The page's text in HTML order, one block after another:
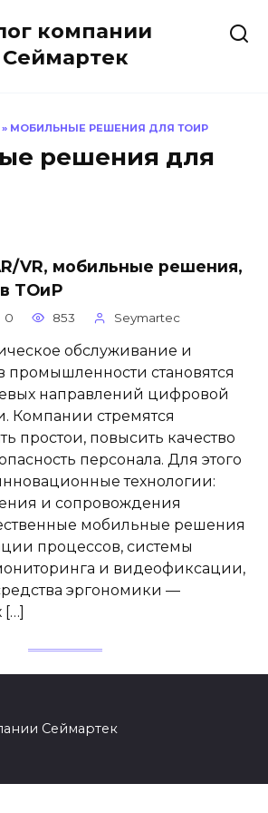
компании
Сеймартек
» МОБИЛЬНЫЕ РЕШЕНИЯ ДЛЯ ТОИР
решения для
VR, мобильные решения,
ТОиР
0 853 Seymartec
обслуживание и
промышленности становятся
направлений цифровой
Компании стремятся
простои, повысить качество
персонала. Для этого
технологии:
и сопровождения
мобильные решения
процессов, системы
и видеофиксации,
эргономики —
[…]
Сеймартек